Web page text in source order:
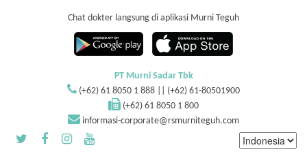
Chat dokter langsung di aplikasi Murni Teguh
PT Murni Sadar Tbk
(+62) 61 8050 1 888 || (+62) 61-80501900
(+62) 61 8050 1 800
informasi-corporate@rsmurniteguh.com